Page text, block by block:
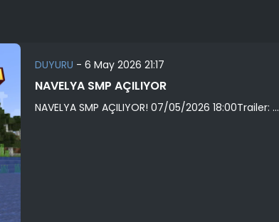
DUYURU - 6 May 2026 21:17
NAVELYA SMP AÇILIYOR
NAVELYA SMP AÇILIYOR! 07/05/2026 18:00Trailer: ...